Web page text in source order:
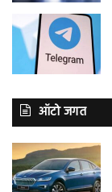
ऑटो जगत